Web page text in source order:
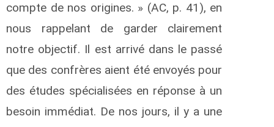
compte de nos origines. » (AC, p. 41), en
nous rappelant de garder clairement
notre objectif. Il est arrivé dans le passé
que des confrères aient été envoyés pour
des études spécialisées en réponse à un
besoin immédiat. De nos jours, il y a une